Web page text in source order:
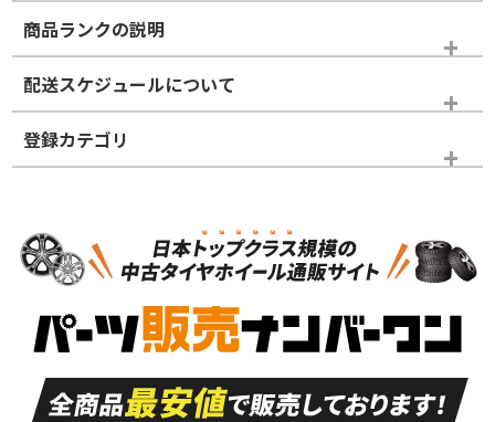
商品ランクの説明
※商品ランクは出品者の主観により判断しておりますので、あら
かじめご了承ください。
ホイールランク
S
品）
S
新車外し品（新古
付き
A
走行距離も少なく、
目立つ傷もほとんど
ない中古品
A
走行距離も少なく、
非常に状態の良い中
古品
配送スケジュールについて
登録カテゴリ
スタッドレスタイヤホイールセット